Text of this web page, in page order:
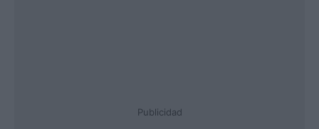
Publicidad